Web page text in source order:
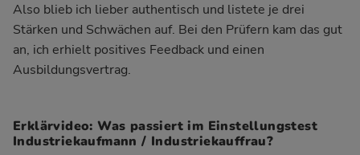
Also blieb ich lieber authentisch und listete je drei
Stärken und Schwächen auf. Bei den Prüfern kam das gut
an, ich erhielt positives Feedback und einen
Ausbildungsvertrag.
Erklärvideo: Was passiert im Einstellungstest
Industriekaufmann / Industriekauffrau?